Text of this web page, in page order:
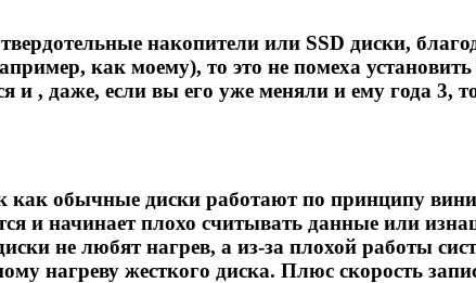
накопители или SSD диски,
как моему), то это не помеха
и , даже, если вы его уже меняли и ему года 3,
как обычные диски работают по принципу
и начинает плохо считывать данные или
не любят нагрев, а из-за плохой работы
нагреву жесткого диска. Плюс скорость